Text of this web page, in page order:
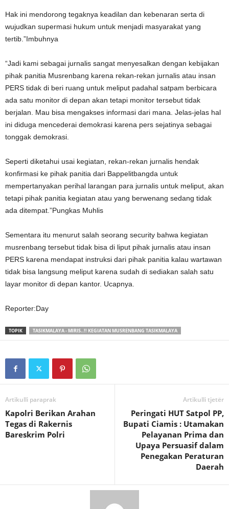
Hak ini mendorong tegaknya keadilan dan kebenaran serta di
wujudkan supermasi hukum untuk menjadi masyarakat yang
tertib.”Imbuhnya
“Jadi kami sebagai jurnalis sangat menyesalkan dengan kebijakan
pihak panitia Musrenbang karena rekan-rekan jurnalis atau insan
PERS tidak di beri ruang untuk meliput padahal satpam berbicara
ada satu monitor di depan akan tetapi monitor tersebut tidak
berjalan. Mau bisa mengakses informasi dari mana. Jelas-jelas hal
ini diduga mencederai demokrasi karena pers sejatinya sebagai
tonggak demokrasi.
Seperti diketahui usai kegiatan, rekan-rekan jurnalis hendak
konfirmasi ke pihak panitia dari Bappelitbangda untuk
mempertanyakan perihal larangan para jurnalis untuk meliput, akan
tetapi pihak panitia kegiatan atau yang berwenang sedang tidak
ada ditempat.”Pungkas Muhlis
Sementara itu menurut salah seorang security bahwa kegiatan
musrenbang tersebut tidak bisa di liput pihak jurnalis atau insan
PERS karena mendapat instruksi dari pihak panitia kalau wartawan
tidak bisa langsung meliput karena sudah di sediakan salah satu
layar monitor di depan kantor. Ucapnya.
Reporter:Day
TOPIK TASIKMALAYA - MIRIS..!! KEGIATAN MUSRENBANG TASIKMALAYA
Artikulli paraprak
Kapolri Berikan Arahan
Tegas di Rakernis
Bareskrim Polri
Artikulli tjetër
Peringati HUT Satpol PP,
Bupati Ciamis : Utamakan
Pelayanan Prima dan
Upaya Persuasif dalam
Penegakan Peraturan
Daerah